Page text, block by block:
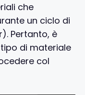
che
un ciclo di
Pertanto, è
di materiale
col